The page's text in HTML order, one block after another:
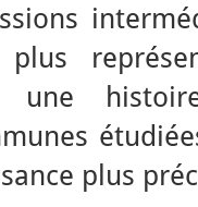
une
plus